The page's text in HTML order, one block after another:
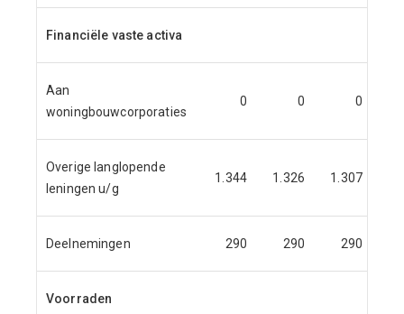
Financiële vaste activa
Aan
woningbouwcorporaties
0 0 0
Overige langlopende
leningen u/g
1.344 1.326 1.307
Deelnemingen 290 290 290
Voorraden